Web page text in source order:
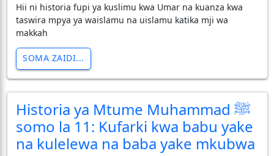
Hii ni historia fupi ya kuslimu kwa Umar na kuanza kwa
taswira mpya ya waislamu na uislamu katika mji wa
makkah
SOMA ZAIDI...
Historia ya Mtume Muhammad ﷺ
somo la 11: Kufarki kwa babu yake
na kulelewa na baba yake mkubwa